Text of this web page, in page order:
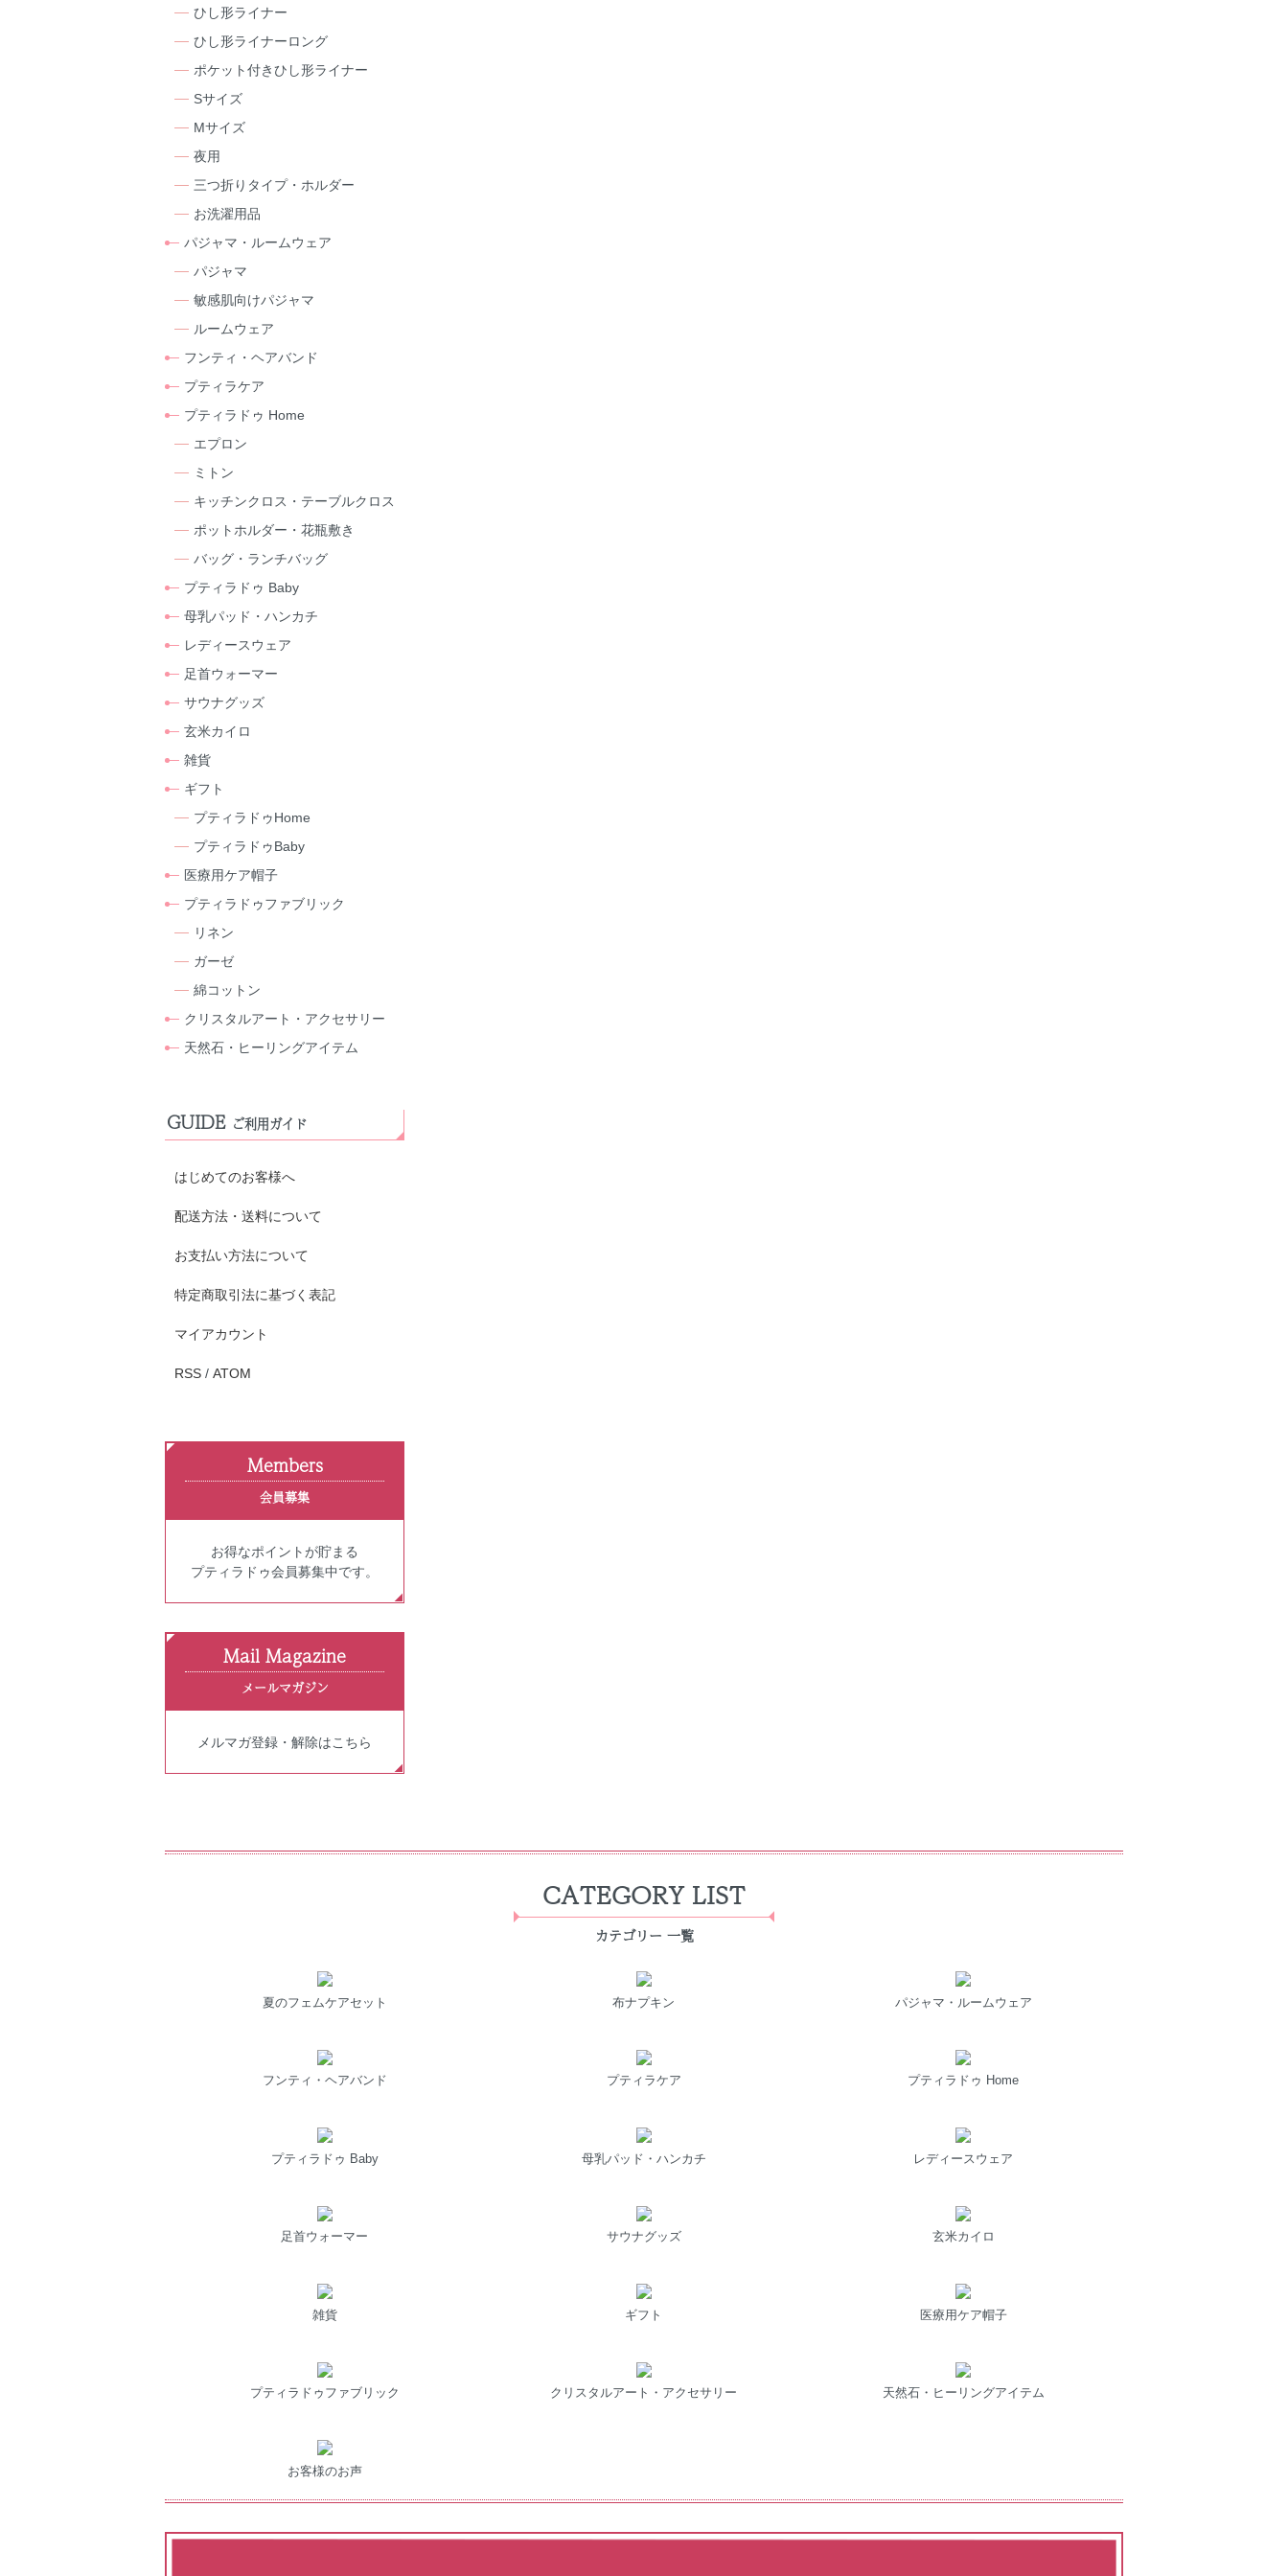
ひし形ライナー
ひし形ライナーロング
ポケット付きひし形ライナー
Sサイズ
Mサイズ
夜用
三つ折りタイプ・ホルダー
お洗濯用品
パジャマ・ルームウェア
パジャマ
敏感肌向けパジャマ
ルームウェア
フンティ・ヘアバンド
プティラケア
プティラドゥ Home
エプロン
ミトン
キッチンクロス・テーブルクロス
ポットホルダー・花瓶敷き
バッグ・ランチバッグ
プティラドゥ Baby
母乳パッド・ハンカチ
レディースウェア
足首ウォーマー
サウナグッズ
玄米カイロ
雑貨
ギフト
プティラドゥHome
プティラドゥBaby
医療用ケア帽子
プティラドゥファブリック
リネン
ガーゼ
綿コットン
クリスタルアート・アクセサリー
天然石・ヒーリングアイテム
GUIDE ご利用ガイド
はじめてのお客様へ
配送方法・送料について
お支払い方法について
特定商取引法に基づく表記
マイアカウント
RSS / ATOM
Members
会員募集
お得なポイントが貯まる
プティラドゥ会員募集中です。
Mail Magazine
メールマガジン
メルマガ登録・解除はこちら
CATEGORY LIST
カテゴリー 一覧
夏のフェムケアセット 布ナプキン パジャマ・ルームウェア
フンティ・ヘアバンド プティラケア プティラドゥ Home
プティラドゥ Baby 母乳パッド・ハンカチ レディースウェア
足首ウォーマー サウナグッズ 玄米カイロ
雑貨 ギフト 医療用ケア帽子
プティラドゥファブリック クリスタルアート・アクセサリー 天然石・ヒーリングアイテム
お客様のお声